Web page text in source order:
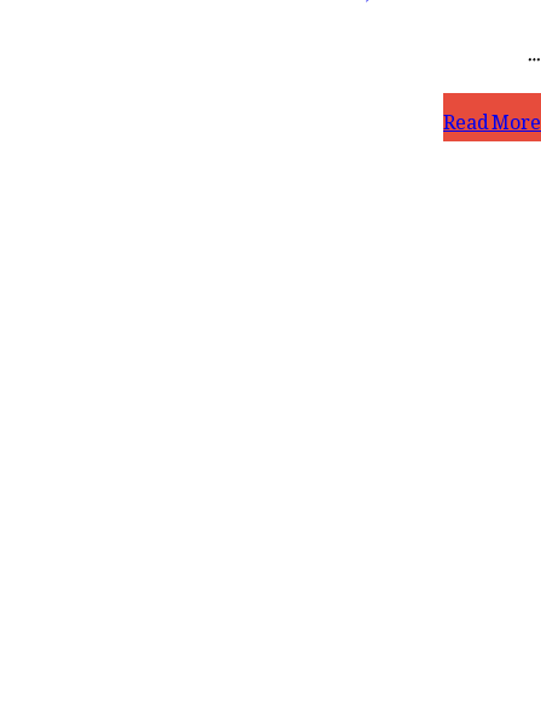
…
وقارآبادضلع:سیلفی
Read More